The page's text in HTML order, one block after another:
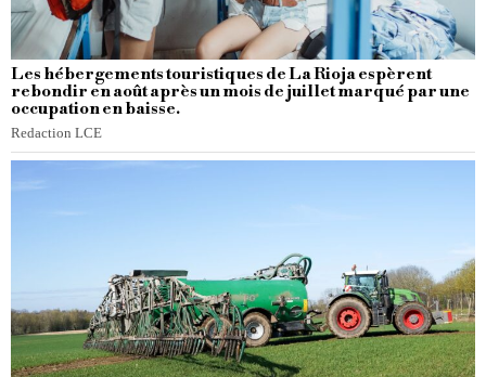
Les hébergements touristiques de La Rioja espèrent
rebondir en août après un mois de juillet marqué par une
occupation en baisse.
Redaction LCE